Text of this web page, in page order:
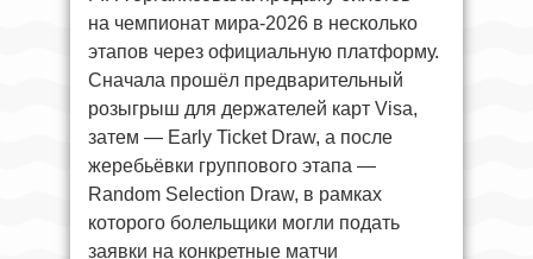
на чемпионат мира-2026 в несколько
этапов через официальную платформу.
Сначала прошёл предварительный
розыгрыш для держателей карт Visa,
затем — Early Ticket Draw, а после
жеребьёвки группового этапа —
Random Selection Draw, в рамках
которого болельщики могли подать
заявки на конкретные матчи